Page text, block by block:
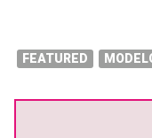
FEATURED